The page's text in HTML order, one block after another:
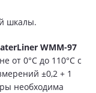
шкалы.
WMM-97
от 0°C до 110°C с
±0,2 + 1
необходима